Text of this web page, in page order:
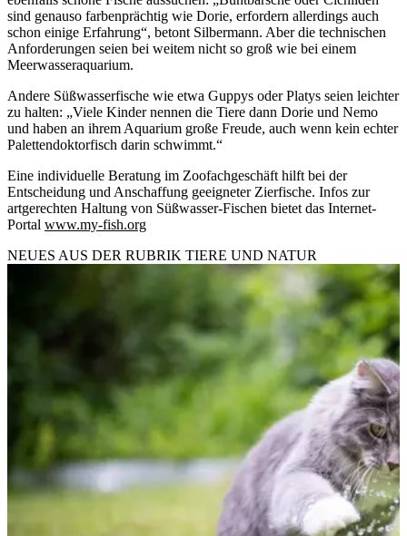
sind genauso farbenprächtig wie Dorie, erfordern allerdings auch
schon einige Erfahrung“, betont Silbermann. Aber die technischen
Anforderungen seien bei weitem nicht so groß wie bei einem
Meerwasseraquarium.
Andere Süßwasserfische wie etwa Guppys oder Platys seien leichter
zu halten: „Viele Kinder nennen die Tiere dann Dorie und Nemo
und haben an ihrem Aquarium große Freude, auch wenn kein echter
Palettendoktorfisch darin schwimmt.“
Eine individuelle Beratung im Zoofachgeschäft hilft bei der
Entscheidung und Anschaffung geeigneter Zierfische. Infos zur
artgerechten Haltung von Süßwasser-Fischen bietet das Internet-
Portal www.my-fish.org
NEUES AUS DER RUBRIK TIERE UND NATUR